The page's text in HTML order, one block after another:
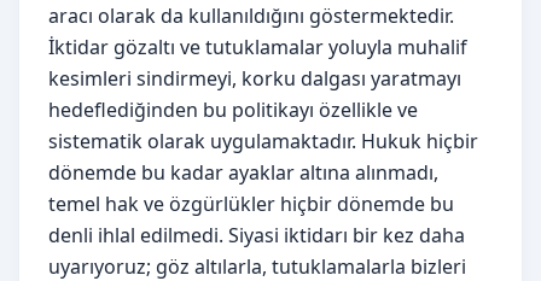
aracı olarak da kullanıldığını göstermektedir.
İktidar gözaltı ve tutuklamalar yoluyla muhalif
kesimleri sindirmeyi, korku dalgası yaratmayı
hedeflediğinden bu politikayı özellikle ve
sistematik olarak uygulamaktadır. Hukuk hiçbir
dönemde bu kadar ayaklar altına alınmadı,
temel hak ve özgürlükler hiçbir dönemde bu
denli ihlal edilmedi. Siyasi iktidarı bir kez daha
uyarıyoruz; göz altılarla, tutuklamalarla bizleri